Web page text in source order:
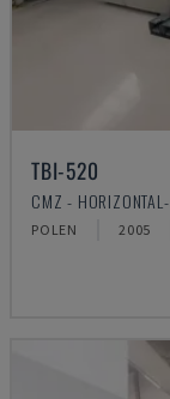
TBI-520
CMZ -
POLEN 2005